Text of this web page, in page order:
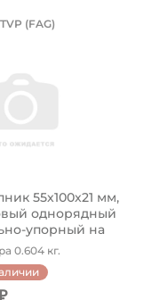
FAG радиально-
(FAG)
55х100х21 мм,
однорядный
упорный на
0.604 кг.